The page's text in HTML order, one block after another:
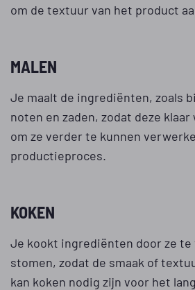
om de textuur van het product
MALEN
Je maalt de ingrediënten, zoals
noten en zaden, zodat deze
om ze verder te kunnen
productieproces.
KOKEN
Je kookt ingrediënten door ze
stomen, zodat de smaak of
kan koken nodig zijn voor het